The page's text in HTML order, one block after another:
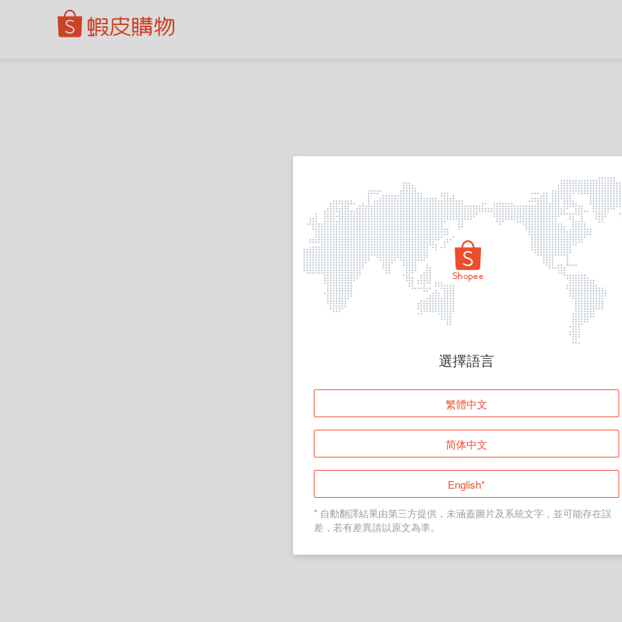
頁面無法顯示
登入
返回首頁
選擇語言
繁體中文
简体中文
English*
* 自動翻譯結果由第三方提供，未涵蓋圖片及系統文字，並可能存在誤
差，若有差異請以原文為準。